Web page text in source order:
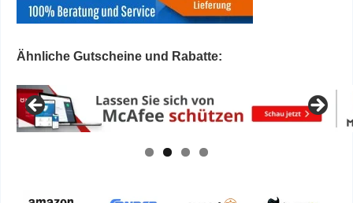
Ähnliche Gutscheine und Rabatte: